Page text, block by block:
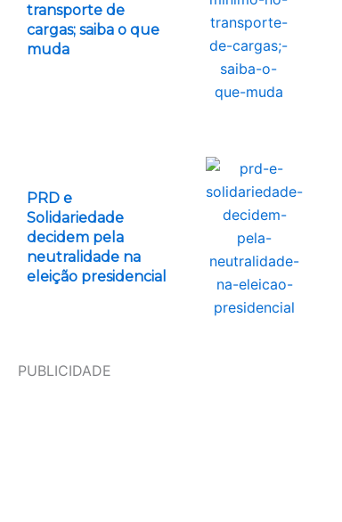
transporte de
cargas; saiba o que
muda
PRD e
Solidariedade
decidem pela
neutralidade na
eleição presidencial
PUBLICIDADE